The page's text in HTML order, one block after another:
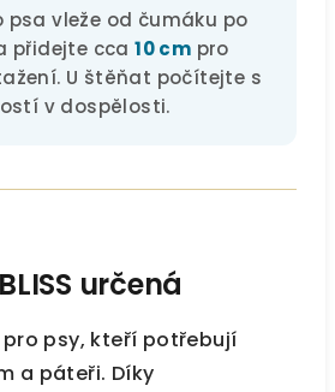
psa vleže od čumáku po
přidejte cca10 cm pro
U štěňat počítejte s
v dospělosti.
určená
pro psy, kteří potřebují
a páteři. Díky